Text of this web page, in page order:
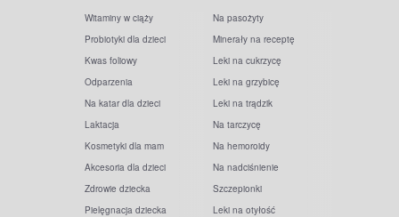
Witaminy w ciąży
Probiotyki dla dzieci
Kwas foliowy
Odparzenia
Na katar dla dzieci
Laktacja
Kosmetyki dla mam
Akcesoria dla dzieci
Zdrowie dziecka
Pielęgnacja dziecka
Na pasożyty
Minerały na receptę
Leki na cukrzycę
Leki na grzybicę
Leki na trądzik
Na tarczycę
Na hemoroidy
Na nadciśnienie
Szczepionki
Leki na otyłość